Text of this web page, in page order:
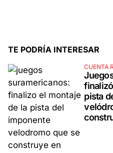
TE PODRÍA INTERESAR
CUENTA
pista